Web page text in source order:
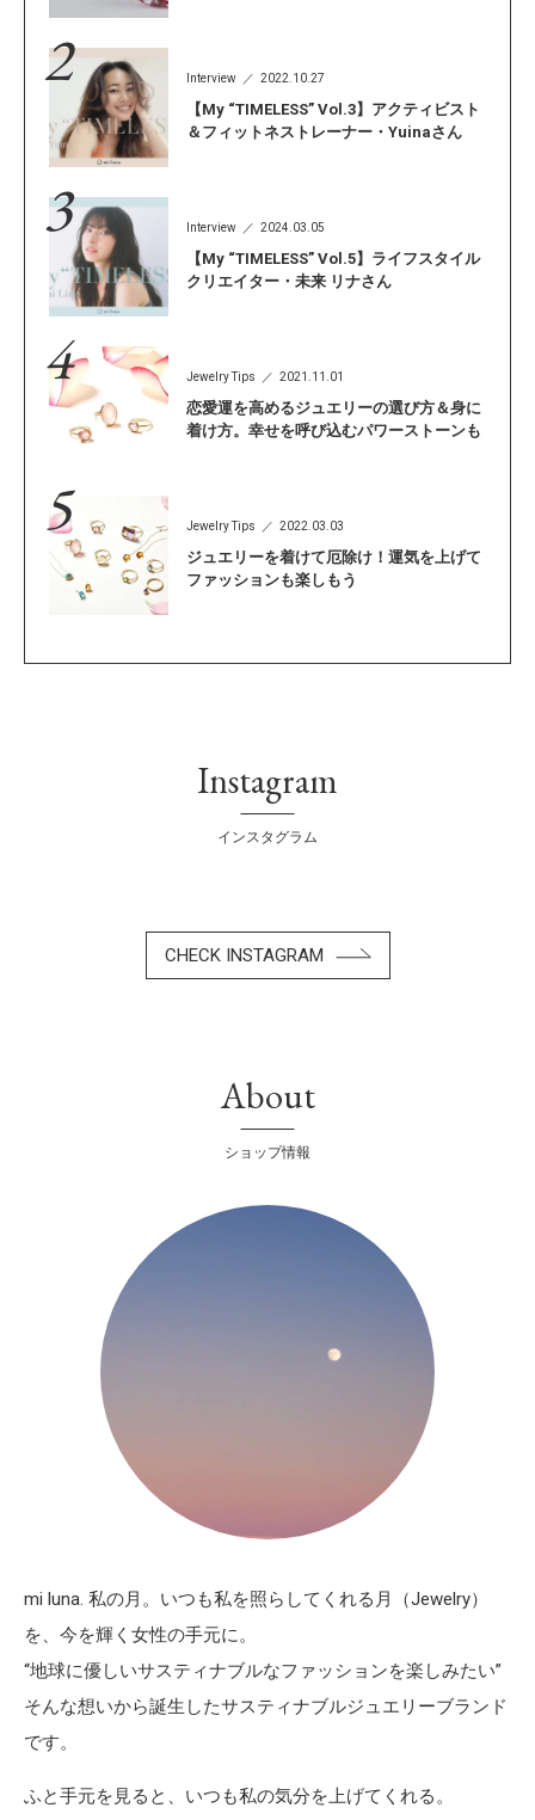
Interview 2022.10.27
【My “TIMELESS” Vol.3】アクティビスト
＆フィットネストレーナー・Yuinaさん
Interview 2024.03.05
【My “TIMELESS” Vol.5】ライフスタイル
クリエイター・未来 リナさん
Jewelry Tips 2021.11.01
恋愛運を高めるジュエリーの選び方＆身に
着け方。幸せを呼び込むパワーストーンも
Jewelry Tips 2022.03.03
ジュエリーを着けて厄除け！運気を上げて
ファッションも楽しもう
Instagram
インスタグラム
CHECK INSTAGRAM
About
ショップ情報
mi luna. 私の月。いつも私を照らしてくれる月（Jewelry）
を、今を輝く女性の手元に。
“地球に優しいサスティナブルなファッションを楽しみたい”
そんな想いから誕生したサスティナブルジュエリーブランド
です。
ふと手元を見ると、いつも私の気分を上げてくれる。